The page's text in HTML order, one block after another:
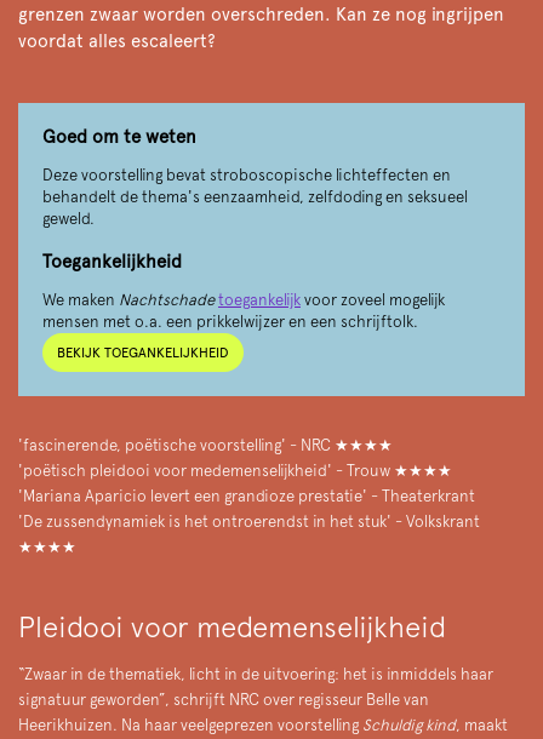
grenzen zwaar worden overschreden. Kan ze nog ingrijpen
voordat alles escaleert?
'fascinerende, poëtische voorstelling' - NRC ★★★★
'poëtisch pleidooi voor medemenselijkheid' - Trouw ★★★★
'Mariana Aparicio levert een grandioze prestatie' - Theaterkrant
'De zussendynamiek is het ontroerendst in het stuk' - Volkskrant
★★★★
Pleidooi voor medemenselijkheid
“Zwaar in de thematiek, licht in de uitvoering: het is inmiddels haar
signatuur geworden”, schrijft NRC over regisseur Belle van
Heerikhuizen. Na haar veelgeprezen voorstelling Schuldig kind, maakt
Goed om te weten
Deze voorstelling bevat stroboscopische lichteffecten en
behandelt de thema's eenzaamheid, zelfdoding en seksueel
geweld.
Toegankelijkheid
We maken Nachtschade toegankelijk voor zoveel mogelijk
mensen met o.a. een prikkelwijzer en een schrijftolk.
BEKIJK TOEGANKELIJKHEID